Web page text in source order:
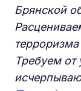
Брянской
Требуем от